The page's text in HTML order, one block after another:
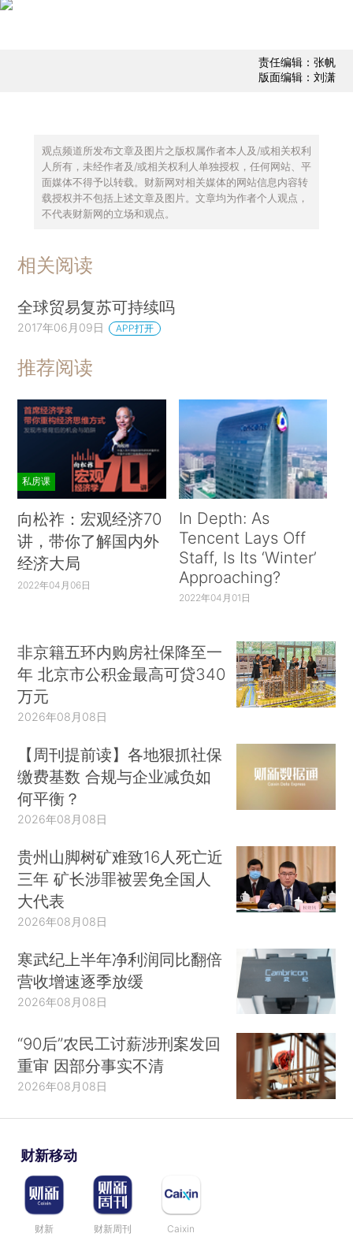
责任编辑：张帆
版面编辑：刘潇
观点频道所发布文章及图片之版权属作者本人及/或相关权利
人所有，未经作者及/或相关权利人单独授权，任何网站、平
面媒体不得予以转载。财新网对相关媒体的网站信息内容转
载授权并不包括上述文章及图片。文章均为作者个人观点，
不代表财新网的立场和观点。
相关阅读
全球贸易复苏可持续吗
2017年06月09日 APP打开
推荐阅读
私房课
向松祚：宏观经济70
讲，带你了解国内外
经济大局
2022年04月06日
In Depth: As
Tencent Lays Off
Staff, Is Its ‘Winter’
Approaching?
2022年04月01日
非京籍五环内购房社保降至一
年 北京市公积金最高可贷340
万元
2026年08月08日
【周刊提前读】各地狠抓社保
缴费基数 合规与企业减负如
何平衡？
2026年08月08日
贵州山脚树矿难致16人死亡近
三年 矿长涉罪被罢免全国人
大代表
2026年08月08日
寒武纪上半年净利润同比翻倍
营收增速逐季放缓
2026年08月08日
“90后”农民工讨薪涉刑案发回
重审 因部分事实不清
2026年08月08日
财新移动
财新 财新周刊 Caixin